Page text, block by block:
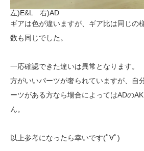
左)E&L 右)AD
ギアは色が違いますが、ギア比は同じ
数も同じでした。
一応確認できた違いは異常となります
方がいいパーツが奢られていますが、自
ーツがある方なら場合によってはADの
ん。
以上参考になったら幸いです(ﾟ∀ﾟ)